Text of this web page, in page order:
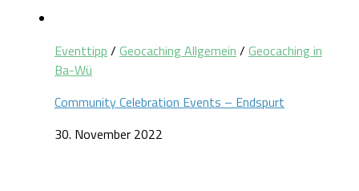
Eventtipp / Geocaching Allgemein / Geocaching in
Ba-Wü
Community Celebration Events – Endspurt
30. November 2022